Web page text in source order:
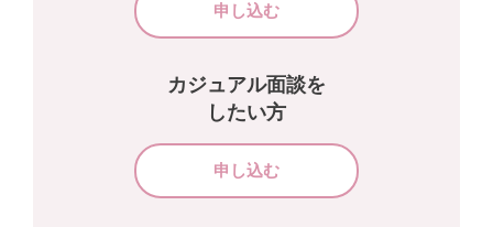
申し込む
カジュアル面談を
したい方
申し込む